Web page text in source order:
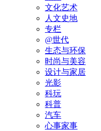
文化艺术
人文史地
专栏
@世代
生态与环保
时尚与美容
设计与家居
光影
科玩
科普
汽车
心事家事